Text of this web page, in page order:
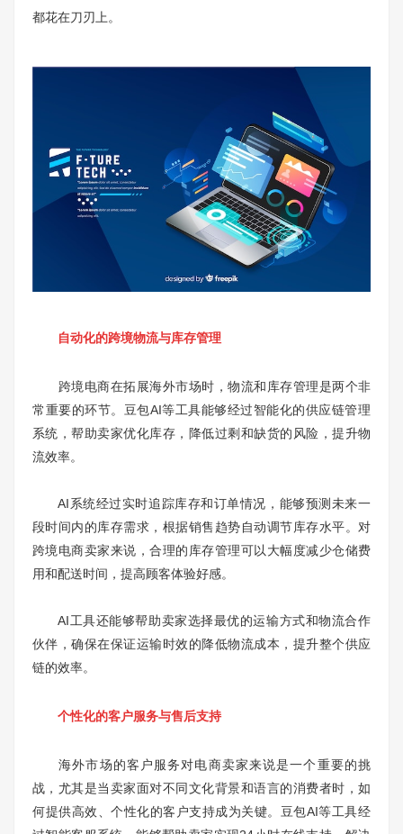
都花在刀刃上。
自动化的跨境物流与库存管理
跨境电商在拓展海外市场时，物流和库存管理是两个非
常重要的环节。豆包AI等工具能够经过智能化的供应链管理
系统，帮助卖家优化库存，降低过剩和缺货的风险，提升物
流效率。
AI系统经过实时追踪库存和订单情况，能够预测未来一
段时间内的库存需求，根据销售趋势自动调节库存水平。对
跨境电商卖家来说，合理的库存管理可以大幅度减少仓储费
用和配送时间，提高顾客体验好感。
AI工具还能够帮助卖家选择最优的运输方式和物流合作
伙伴，确保在保证运输时效的降低物流成本，提升整个供应
链的效率。
个性化的客户服务与售后支持
海外市场的客户服务对电商卖家来说是一个重要的挑
战，尤其是当卖家面对不同文化背景和语言的消费者时，如
何提供高效、个性化的客户支持成为关键。豆包AI等工具经